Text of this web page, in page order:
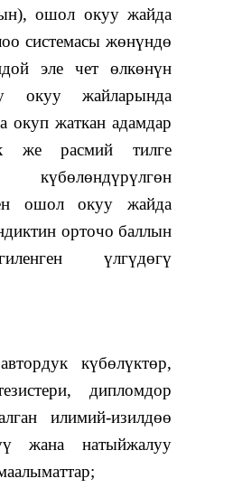
ошол окуу жайда
системасы жөнүндө
эле чет өлкөнүн
окуу жайларында
окуп жаткан адамдар
же расмий тилге
ошол окуу жайда
орточо баллын
үлгүдөгү
күбөлүктөр,
дипломдор
илимий-изилдөө
жана натыйжалуу